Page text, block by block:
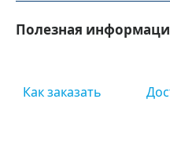
Полезная
Как заказать